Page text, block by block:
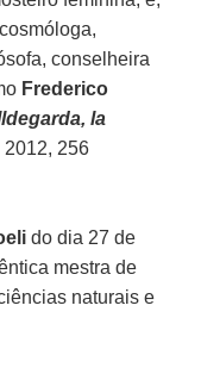
conselheira
Frederico
la
2012, 256
do dia 27 de
mestra de
naturais e